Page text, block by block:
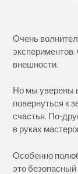
Очень
внешности.
Но мы уверены
повернуться к
счастья. По-
в руках
Особенно
это безопасный